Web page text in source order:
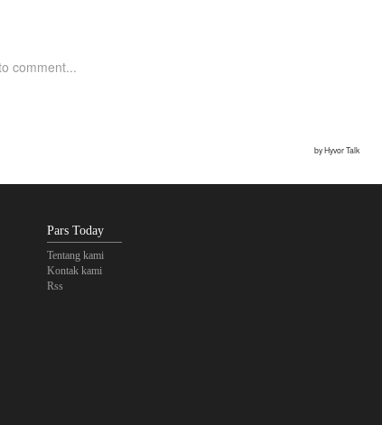
Pars Today
Tentang kami
Kontak kami
Rss